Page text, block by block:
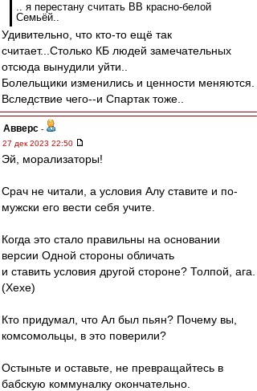
.. я перестану считать ВВ красно-белой
Семьёй..
Удивительно, что кто-то ещё так
считает...Столько КБ людей замечательных
отсюда вынудили уйти..
Болельщики изменились и ценности меняются.
Вследствие чего--и Спартак тоже..
Авверс -
27 дек 2023 22:50
Эй, морализаторы!
Срач не читали, а условия Алу ставите и по-
мужски его вести себя учите.
Когда это стало правильны на основании
версии Одной стороны обличать
и ставить условия другой стороне? Толпой, ага.
(Хехе)
Кто придумал, что Ал был пьян? Почему вы,
комсомольцы, в это поверили?
Остыньте и оставьте, не превращайтесь в
бабскую коммуналку окончательно.